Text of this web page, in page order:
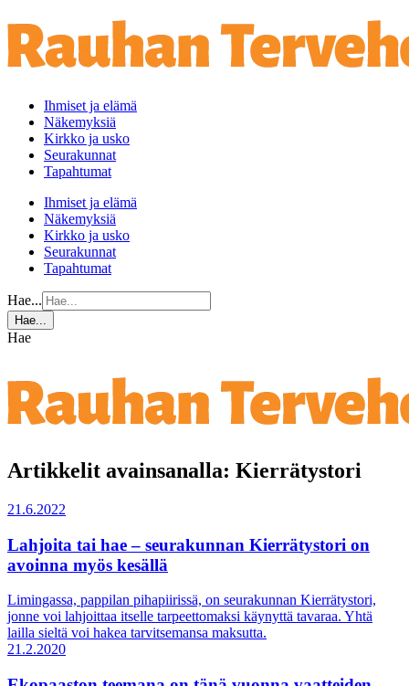
Ihmiset ja elämä
Näkemyksiä
Kirkko ja usko
Seurakunnat
Tapahtumat
Ihmiset ja elämä
Näkemyksiä
Kirkko ja usko
Seurakunnat
Tapahtumat
Hae...
Hae...
Hae
Artikkelit avainsanalla: Kierrätystori
21.6.2022
Lahjoita tai hae – seurakunnan Kierrätystori on
avoinna myös kesällä
Limingassa, pappilan pihapiirissä, on seurakunnan Kierrätystori,
jonne voi lahjoittaa itselle tarpeettomaksi käynyttä tavaraa. Yhtä
lailla sieltä voi hakea tarvitsemansa maksutta.
21.2.2020